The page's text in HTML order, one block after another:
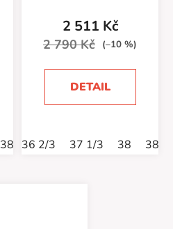
38 2/3 39 1/3 40 40 2/3
2 511 Kč
2 790 Kč (–10 %)
DETAIL
36 2/3 37 1/3 38 38